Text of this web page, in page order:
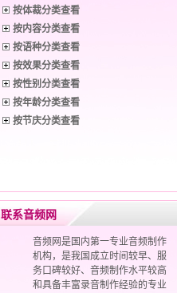
按体裁分类查看
按内容分类查看
按语种分类查看
按效果分类查看
按性别分类查看
按年龄分类查看
按节庆分类查看
联系音频网
音频网是国内第一专业音频制作
机构，是我国成立时间较早、服
务口碑较好、音频制作水平较高
和具备丰富录音制作经验的专业